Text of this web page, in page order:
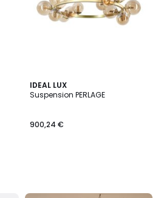
IDEAL LUX
Suspension PERLAGE
900,24 €